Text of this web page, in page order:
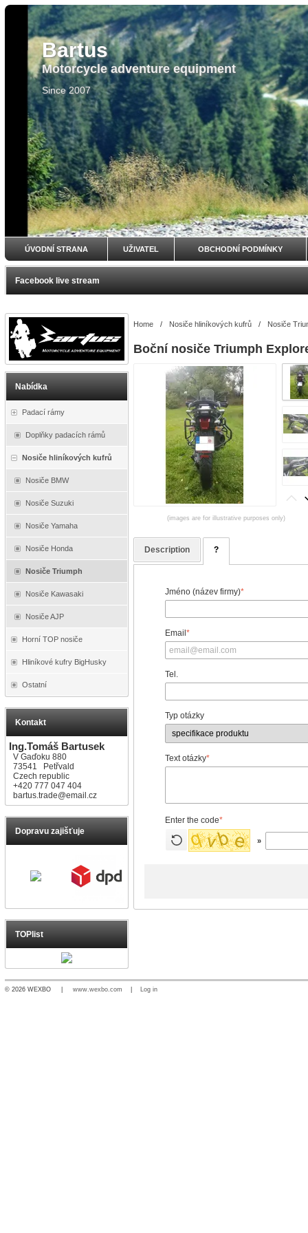
Bartus
Motorcycle adventure equipment
Since 2007
ÚVODNÍ STRANA UŽIVATEL OBCHODNÍ PODMÍNKY
Facebook live stream
Nabídka
Padací rámy
Doplňky padacích rámů
Nosiče hliníkových kufrů
Nosiče BMW
Nosiče Suzuki
Nosiče Yamaha
Nosiče Honda
Nosiče Triumph
Nosiče Kawasaki
Nosiče AJP
Horní TOP nosiče
Hliníkové kufry BigHusky
Ostatní
Kontakt
Ing.Tomáš Bartusek
V Gaďoku 880
73541 Petřvald
Czech republic
+420 777 047 404
bartus.trade@email.cz
Dopravu zajišťuje
TOPlist
Home / Nosiče hliníkových kufrů / Nosiče
Boční nosiče Triumph
(images are for illustrative purposes only)
Description ?
Jméno (název firmy)*
Email*
Tel.
Typ otázky
Text otázky*
Enter the code*
»
© 2026 WEXBO | www.wexbo.com Log in